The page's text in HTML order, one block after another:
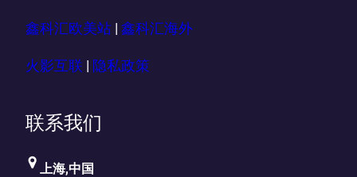
鑫科汇欧美站 | 鑫科汇海外
火影互联 隐私政策
联系我们
上海,中国